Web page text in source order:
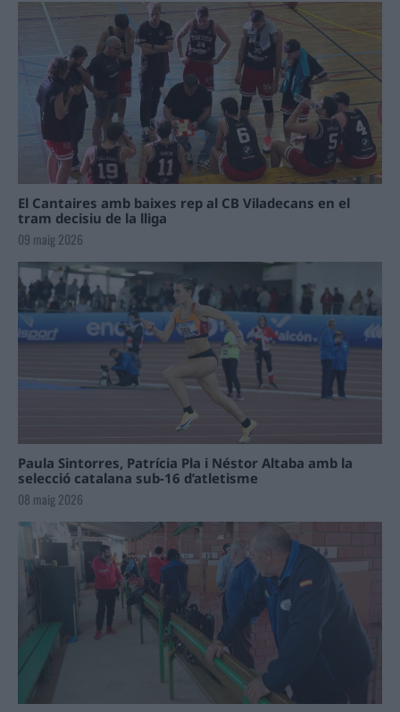
El Cantaires amb baixes rep al CB Viladecans en el
tram decisiu de la lliga
09 maig 2026
Paula Sintorres, Patrícia Pla i Néstor Altaba amb la
selecció catalana sub-16 d’atletisme
08 maig 2026